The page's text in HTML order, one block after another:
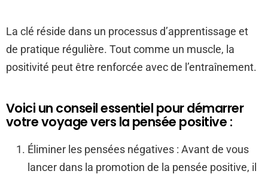
La clé réside dans un processus d’apprentissage et
de pratique régulière. Tout comme un muscle, la
positivité peut être renforcée avec de l’entraînement.
Voici un conseil essentiel pour démarrer
votre voyage vers la pensée positive :
Éliminer les pensées négatives : Avant de vous
lancer dans la promotion de la pensée positive, il